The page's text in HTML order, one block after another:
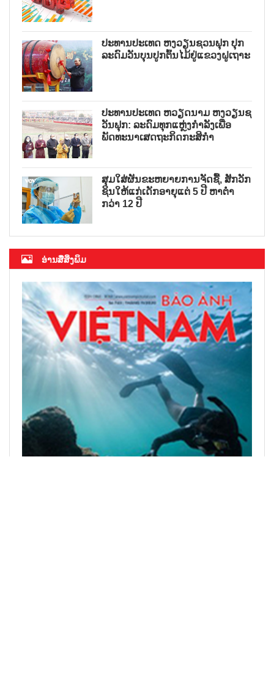
ປະທານປະເທດ ຫງວຽນຊວນຟຸກ ປຸກ
ລະດົມວັນບຸນປູກຕົ້ນໄມ້ຢູ່ແຂວງຝູເຖາະ
ປະທານປະເທດ ຫວຽດນາມ ຫງວຽນຊ
ວັນຟຸກ: ລະດົມທຸກແຫຼ່ງກຳລັງເພື່ອ
ພັດທະນາເສດຖະກິດກະສິກຳ
ສຸມໃສ່ຜັນຂະຫຍາຍການຈັດຊື້, ສັກວັກ
ຊິນໃຫ້ແກ່ເດັກອາຍຸແຕ່ 5 ປີ ຫາຕ່ຳ
ກວ່າ 12 ປີ
ອ່ານສື່ສິ່ງພິມ